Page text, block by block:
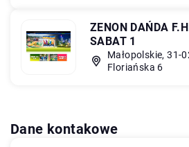
ZENON DAŃDA
SABAT 1
Małopolskie, 31-
Floriańska 6
Dane kontakowe